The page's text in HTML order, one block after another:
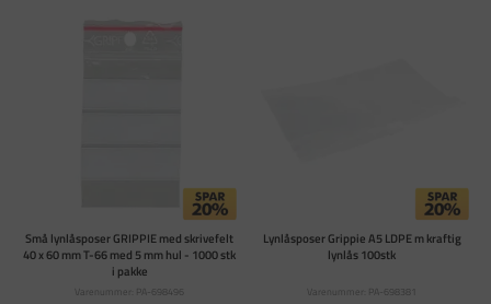
Små lynlåsposer GRIPPIE med skrivefelt
40 x 60 mm T-66 med 5 mm hul - 1000 stk
i pakke
Varenummer: PA-698496
Lynlåsposer Grippie A5 LDPE m kraftig
lynlås 100stk
Varenummer: PA-698381